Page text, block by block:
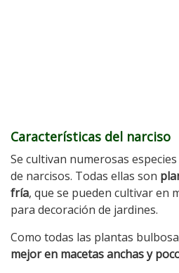
Características del narciso
Se cultivan numerosas
de narcisos. Todas ellas son
fría, que se pueden cultivar en
para decoración de jardines.
Como todas las plantas
mejor en macetas anchas y